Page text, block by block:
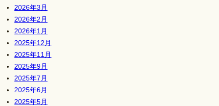
2026年3月
2026年2月
2026年1月
2025年12月
2025年11月
2025年9月
2025年7月
2025年6月
2025年5月